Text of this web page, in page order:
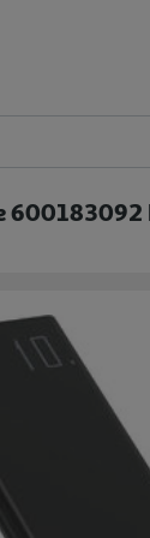
600183092